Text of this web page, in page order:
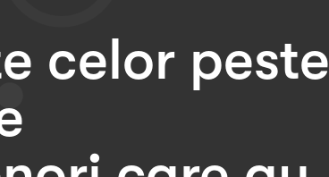
celor peste